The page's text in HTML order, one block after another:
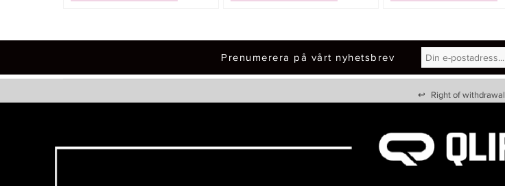
Prenumerera på vårt nyhetsbrev
↩ Right of withdrawal